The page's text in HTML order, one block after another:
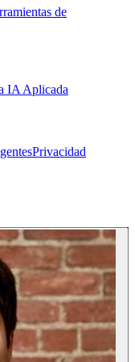
de
IA Aplicada
Privacidad